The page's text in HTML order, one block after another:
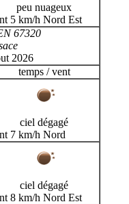
peu nuageux
5 km/h Nord Est
67320
2026
temps / vent
ciel dégagé
7 km/h Nord
ciel dégagé
8 km/h Nord Est